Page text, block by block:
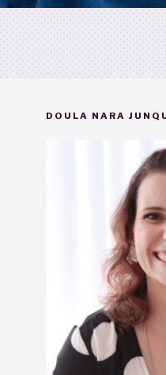
DOULA NARA